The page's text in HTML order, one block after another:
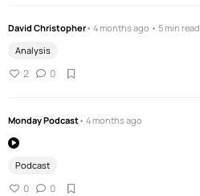
David Christopher• 4 months ago • 5 min read
Analysis
2 0
Monday Podcast• 4 months ago
Podcast
0 0